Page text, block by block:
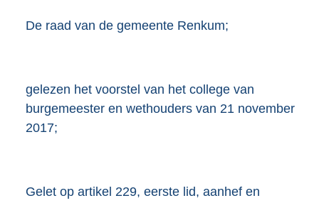
7
De raad van de gemeente Renkum;
gelezen het voorstel van het college van
burgemeester en wethouders van 21 november
2017;
Gelet op artikel 229, eerste lid, aanhef en